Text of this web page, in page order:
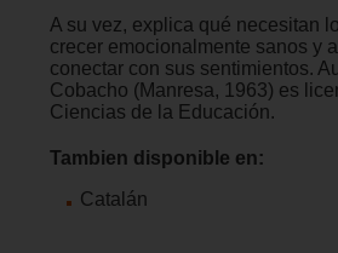
A su vez, explica qué necesitan
crecer emocionalmente sanos y
conectar con sus sentimientos.
Cobacho (Manresa, 1963) es
Ciencias de la Educación.
Tambien disponible en:
Catalán